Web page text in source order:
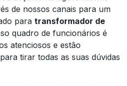
de nossos canais para um
para transformador de
quadro de funcionários é
atenciosos e estão
tirar todas as suas dúvidas